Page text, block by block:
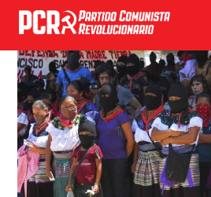
Skip
content